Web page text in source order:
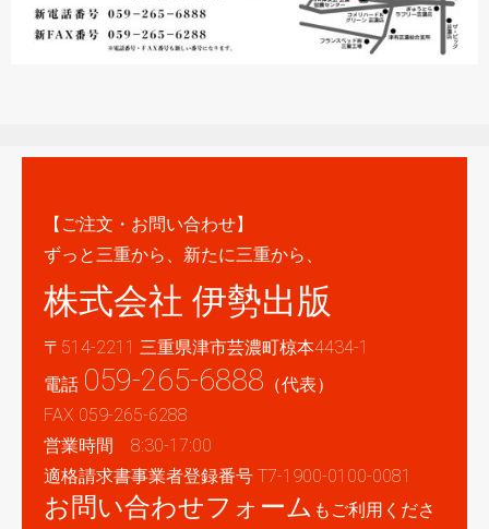
【ご注文・お問い合わせ】
ずっと三重から、新たに三重から、
株式会社 伊勢出版
〒514-2211 三重県津市芸濃町椋本4434-1
電話 059-265-6888 （代表）
FAX 059-265-6288
営業時間 8:30-17:00
適格請求書事業者登録番号 T7-1900-0100-0081
お問い合わせフォーム もご利用くださ